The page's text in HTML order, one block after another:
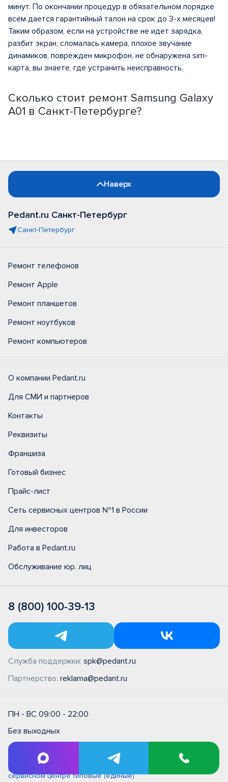
Сколько стоит ремонт Samsung Galaxy
A01 в Санкт-Петербурге?
минут. По окончании процедур в обязательном порядке
всем дается гарантийный талон на срок до 3-х месяцев!
Таким образом, если на устройстве не идет зарядка,
разбит экран, сломалась камера, плохое звучание
динамиков, поврежден микрофон, не обнаружена sim-
карта, вы знаете, где устранить неисправность.
Наверх
Pedant.ru Санкт-Петербург
Санкт-Петербург
Ремонт телефонов
Ремонт Apple
Ремонт планшетов
Ремонт ноутбуков
Ремонт компьютеров
О компании Pedant.ru
Для СМИ и партнеров
Контакты
Реквизиты
Франшиза
Готовый бизнес
Прайс-лист
Сеть сервисных центров №1 в России
Для инвесторов
Работа в Pedant.ru
Обслуживание юр. лиц
8 (800) 100-39-13
Служба поддержки: spk@pedant.ru
Партнерство: reklama@pedant.ru
ПН - ВС 09:00 - 22:00
Без выходных
Оплата банковской картой
Правила и условия на выполнение ремонтных работ в
сервисном центре типовые (единые)